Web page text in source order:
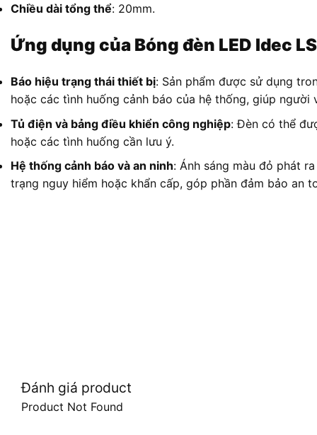
Chiều dài tổng thể: 20mm.
Ứng dụng của Bóng đèn LED Idec
Báo hiệu trạng thái thiết bị: Sản phẩm được sử dụng
hoặc các tình huống cảnh báo của hệ thống, giúp
Tủ điện và bảng điều khiển công nghiệp: Đèn có thể
hoặc các tình huống cần lưu ý.
Hệ thống cảnh báo và an ninh: Ánh sáng màu đỏ phát
trạng nguy hiểm hoặc khẩn cấp, góp phần đảm bảo an
Đánh giá product
Product Not Found